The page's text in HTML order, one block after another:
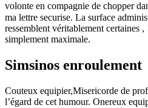
volonte en compagnie de chopper
ma lettre securise. La surface
ressemblent véritablement certaines
simplement maximale.
Simsinos enroulement
Couteux equipier,Misericorde de
l’égard de cet humour. Onereux